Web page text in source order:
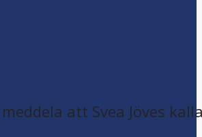
att Svea Jöves